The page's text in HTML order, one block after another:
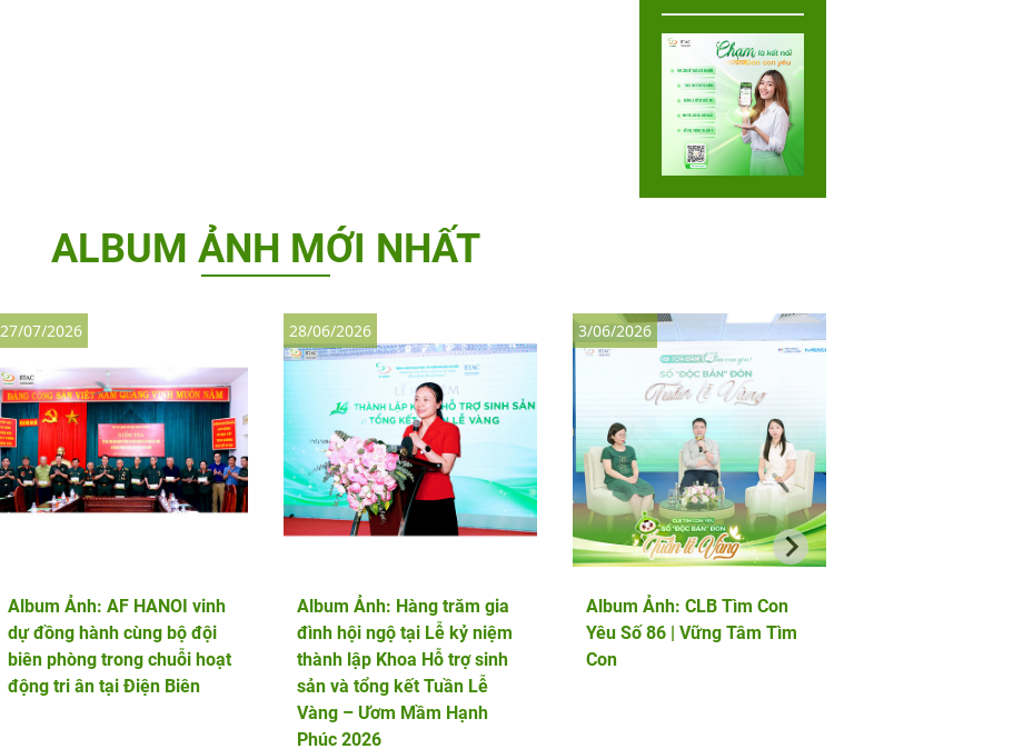
ALBUM ẢNH MỚI NHẤT
Album Ảnh: AF HANOI vinh
dự đồng hành cùng bộ đội
biên phòng trong chuỗi hoạt
động tri ân tại Điện Biên
27/07/2026
Album Ảnh: Hàng trăm gia
đình hội ngộ tại Lễ kỷ niệm
thành lập Khoa Hỗ trợ sinh
sản và tổng kết Tuần Lễ
Vàng – Ươm Mầm Hạnh
Phúc 2026
28/06/2026
Album Ảnh: CLB Tìm Con
Yêu Số 86 | Vững Tâm Tìm
Con
3/06/2026